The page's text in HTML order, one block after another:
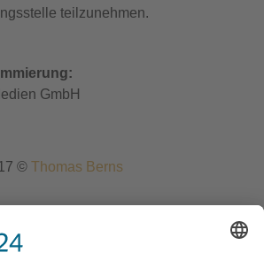
teilzunehmen.
GmbH
© Thomas Berns